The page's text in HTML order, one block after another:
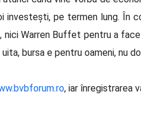
investești, pe termen lung. În
Warren Buffet pentru a
bursa e pentru oameni, nu
, iar înregistrarea